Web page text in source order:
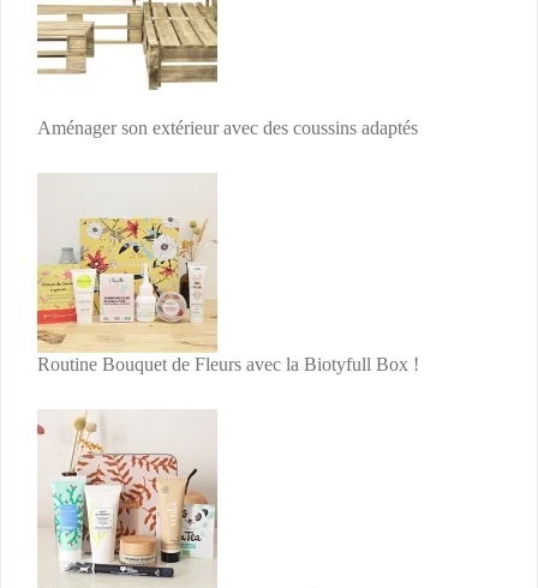
Aménager son extérieur avec des coussins adaptés
Routine Bouquet de Fleurs avec la Biotyfull Box !